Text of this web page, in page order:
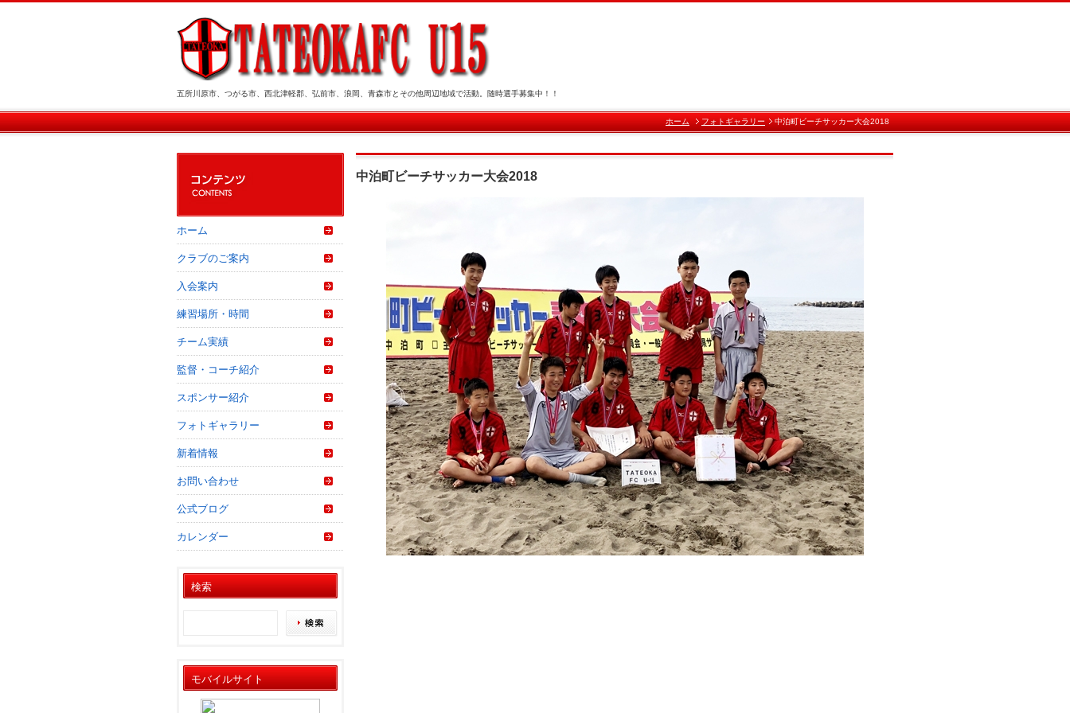
五所川原市、つがる市、西北津軽郡、弘前市、浪岡、青森市とその他周辺地域で活動。随時選手募集中！！
ホーム フォトギャラリー 中泊町ビーチサッカー大会2018
中泊町ビーチサッカー大会2018
ホーム
クラブのご案内
入会案内
練習場所・時間
チーム実績
監督・コーチ紹介
スポンサー紹介
フォトギャラリー
新着情報
お問い合わせ
公式ブログ
カレンダー
検索
モバイルサイト